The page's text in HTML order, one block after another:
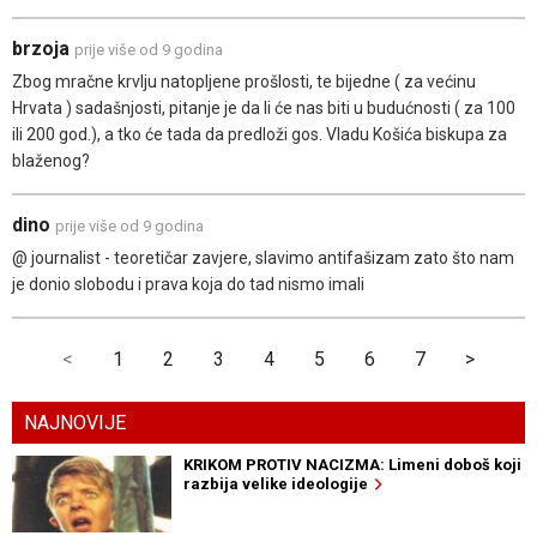
brzoja prije više od 9 godina
Zbog mračne krvlju natopljene prošlosti, te bijedne ( za većinu
Hrvata ) sadašnjosti, pitanje je da li će nas biti u budućnosti ( za 100
ili 200 god.), a tko će tada da predloži gos. Vladu Košića biskupa za
blaženog?
dino prije više od 9 godina
@ journalist - teoretičar zavjere, slavimo antifašizam zato što nam
je donio slobodu i prava koja do tad nismo imali
< 1 2 3 4 5 6 7 >
NAJNOVIJE
KRIKOM PROTIV NACIZMA: Limeni doboš koji
razbija velike ideologije